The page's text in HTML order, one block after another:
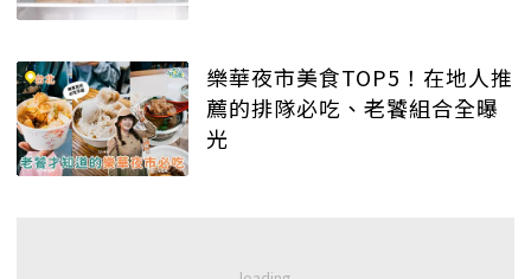
樂華夜市美食TOP5！在地人推
薦的排隊必吃、老饕組合全曝
光